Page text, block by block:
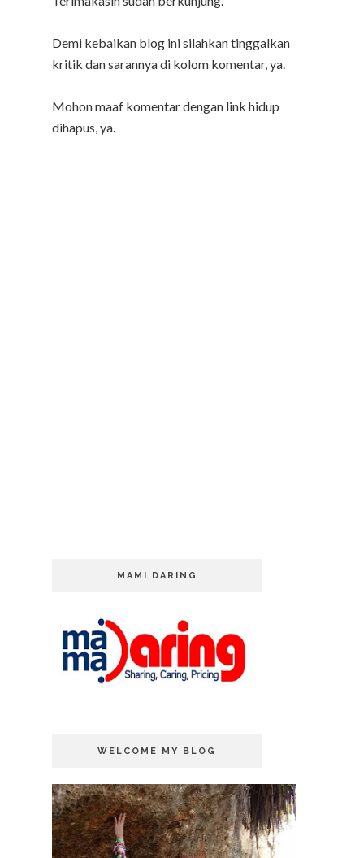
Demi kebaikan blog ini silahkan tinggalkan
kritik dan sarannya di kolom komentar, ya.
Mohon maaf komentar dengan link hidup
dihapus, ya.
MAMI DARING
WELCOME MY BLOG